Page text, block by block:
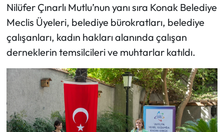
Nilüfer Çınarlı Mutlu’nun yanı sıra Konak Belediye
Meclis Üyeleri, belediye bürokratları, belediye
çalışanları, kadın hakları alanında çalışan
derneklerin temsilcileri ve muhtarlar katıldı.